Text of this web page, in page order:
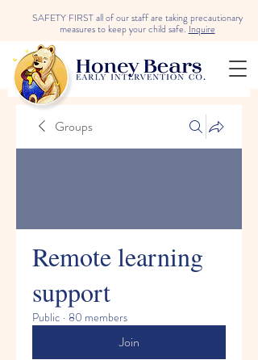
SAFETY FIRST all of our staff are taking precautionary
measures to keep your child safe.Inquire
Groups
Remote learning
support
Public · 80 members
Join